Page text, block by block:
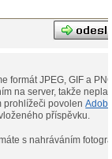
formát JPEG, GIF a
na server, takže
mít ve svém prohlížeči povolen
příspěvku.